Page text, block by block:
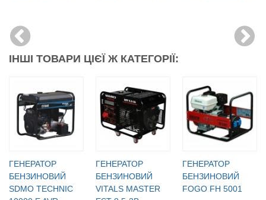
ІНШІ ТОВАРИ ЦІЄЇ Ж КАТЕГОРІЇ:
ГЕНЕРАТОР
БЕНЗИНОВИЙ
SDMO TECHNIC
ГЕНЕРАТОР
БЕНЗИНОВИЙ
VITALS MASTER
ГЕНЕРАТОР
БЕНЗИНОВИЙ
FOGO FH 5001